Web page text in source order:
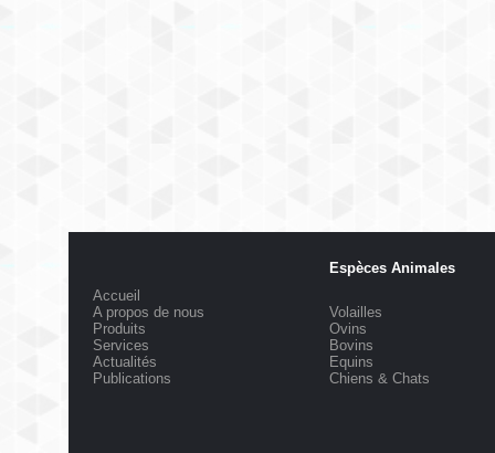
Accueil
A propos de nous
Produits
Services
Actualités
Publications
Espèces Animales
Volailles
Ovins
Bovins
Equins
Chiens & Chats